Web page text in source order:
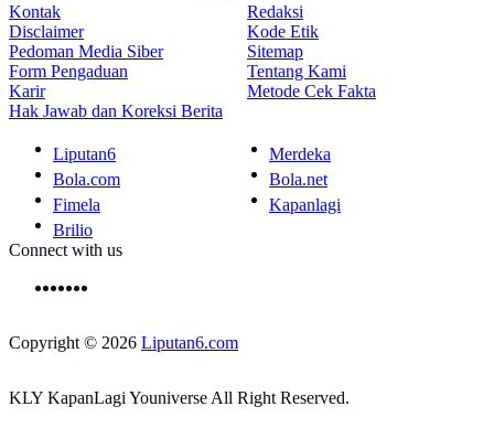
Kontak
Redaksi
Disclaimer
Kode Etik
Pedoman Media Siber
Sitemap
Form Pengaduan
Tentang Kami
Karir
Metode Cek Fakta
Hak Jawab dan Koreksi Berita
Liputan6
Merdeka
Bola.com
Bola.net
Fimela
Kapanlagi
Brilio
Connect with us
Copyright © 2026 Liputan6.com
KLY KapanLagi Youniverse All Right Reserved.